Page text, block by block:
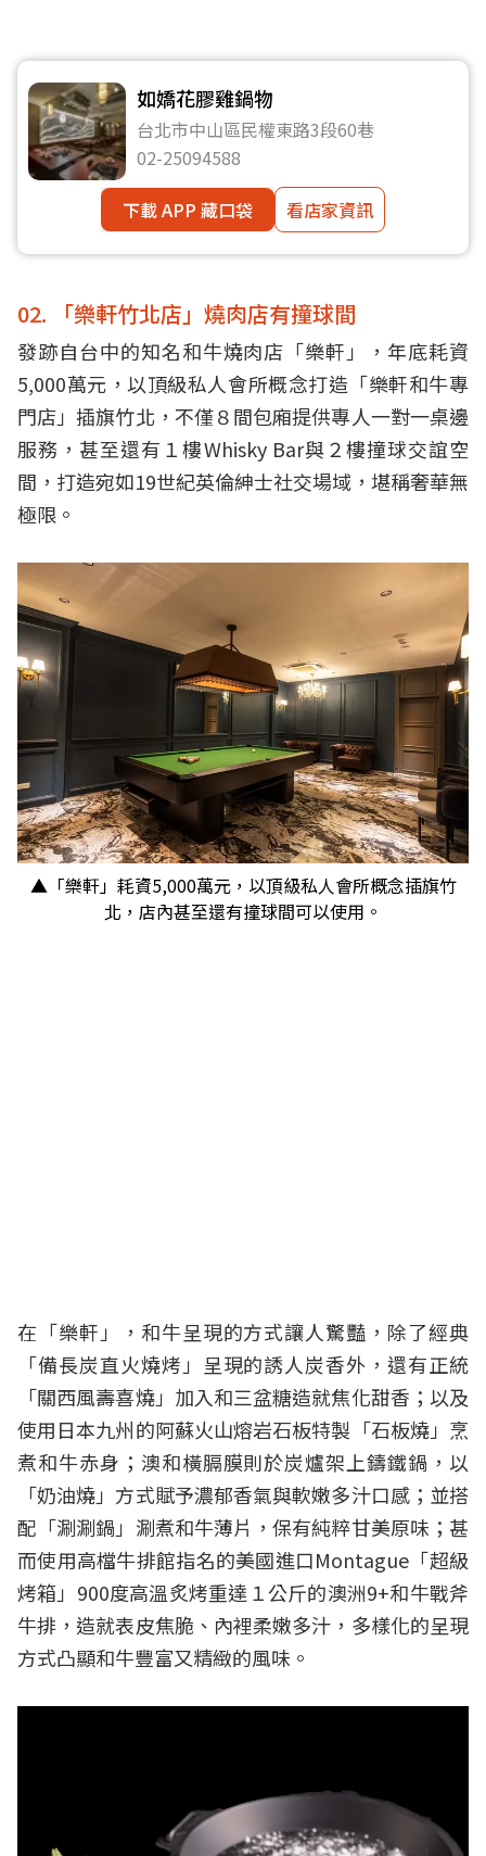
如嬌花膠雞鍋物
台北市中山區民權東路3段60巷
02-25094588
下載 APP 藏口袋
看店家資訊
02. 「樂軒竹北店」燒肉店有撞球間
發跡自台中的知名和牛燒肉店「樂軒」，年底耗資
5,000萬元，以頂級私人會所概念打造「樂軒和牛專
門店」插旗竹北，不僅８間包廂提供專人一對一桌邊
服務，甚至還有１樓Whisky Bar與２樓撞球交誼空
間，打造宛如19世紀英倫紳士社交場域，堪稱奢華無
極限。
▲「樂軒」耗資5,000萬元，以頂級私人會所概念插旗竹
北，店內甚至還有撞球間可以使用。
在「樂軒」，和牛呈現的方式讓人驚豔，除了經典
「備長炭直火燒烤」呈現的誘人炭香外，還有正統
「關西風壽喜燒」加入和三盆糖造就焦化甜香；以及
使用日本九州的阿蘇火山熔岩石板特製「石板燒」烹
煮和牛赤身；澳和橫膈膜則於炭爐架上鑄鐵鍋，以
「奶油燒」方式賦予濃郁香氣與軟嫩多汁口感；並搭
配「涮涮鍋」涮煮和牛薄片，保有純粹甘美原味；甚
而使用高檔牛排館指名的美國進口Montague「超級
烤箱」900度高溫炙烤重達１公斤的澳洲9+和牛戰斧
牛排，造就表皮焦脆、內裡柔嫩多汁，多樣化的呈現
方式凸顯和牛豐富又精緻的風味。